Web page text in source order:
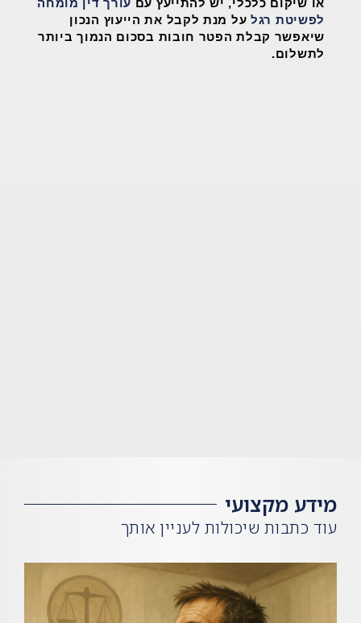
לפשיטת רגל על מנת לקבל את הייעוץ הנכון
שיאפשר קבלת הפטר חובות בסכום הנמוך ביותר
לתשלום.
מידע מקצועי
עוד כתבות שיכולות לעניין אותך